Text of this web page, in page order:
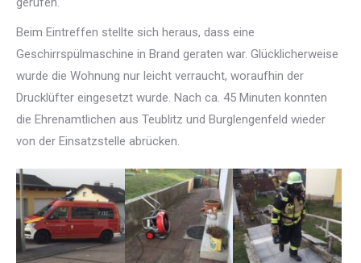
Beim Eintreffen stellte sich heraus, dass eine
Geschirrspülmaschine in Brand geraten war. Glücklicherweise
wurde die Wohnung nur leicht verraucht, woraufhin der
Drucklüfter eingesetzt wurde. Nach ca. 45 Minuten konnten
die Ehrenamtlichen aus Teublitz und Burglengenfeld wieder
von der Einsatzstelle abrücken.